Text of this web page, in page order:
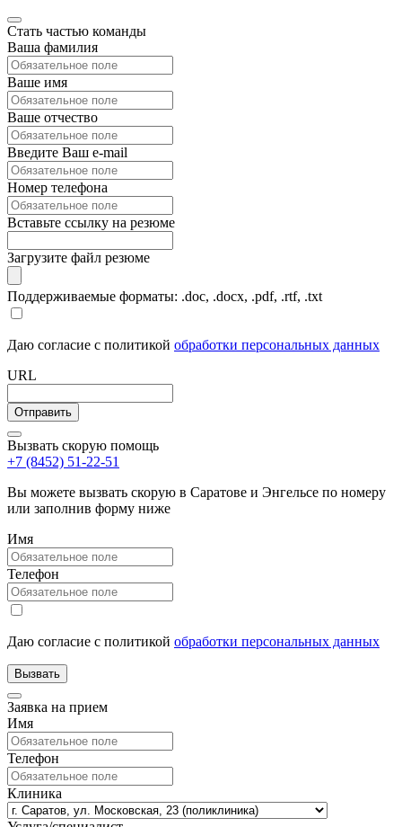
Стать частью команды
Ваша фамилия
Ваше имя
Ваше отчество
Введите Ваш e-mail
Номер телефона
Вставьте ссылку на резюме
Загрузите файл резюме
Поддерживаемые форматы: .doc, .docx, .pdf, .rtf, .txt
Даю согласие с политикой обработки персональных данных
URL
Вызвать скорую помощь
+7 (8452) 51-22-51
Вы можете вызвать скорую в Саратове и Энгельсе по номеру
или заполнив форму ниже
Имя
Телефон
Даю согласие с политикой обработки персональных данных
Заявка на прием
Имя
Телефон
Клиника